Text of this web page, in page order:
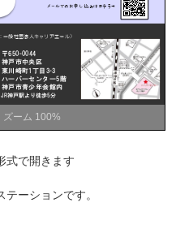
ズーム 100%
式で開きます
ーションです。